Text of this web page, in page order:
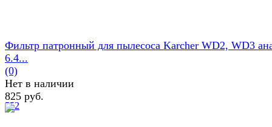
Фильтр патронный для пылесоса Karcher WD2, WD3
6.4...
(0)
Нет в наличии
825 руб.